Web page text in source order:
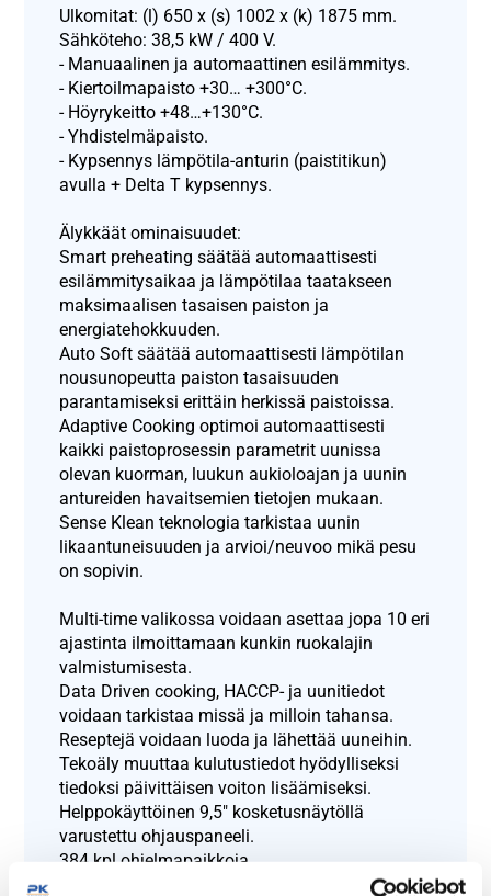
Ulkomitat: (l) 650 x (s) 1002 x (k) 1875 mm.
Sähköteho: 38,5 kW / 400 V.
- Manuaalinen ja automaattinen esilämmitys.
- Kiertoilmapaisto +30… +300°C.
- Höyrykeitto +48…+130°C.
- Yhdistelmäpaisto.
- Kypsennys lämpötila-anturin (paistitikun)
avulla + Delta T kypsennys.
Älykkäät ominaisuudet:
Smart preheating säätää automaattisesti
esilämmitysaikaa ja lämpötilaa taatakseen
maksimaalisen tasaisen paiston ja
energiatehokkuuden.
Auto Soft säätää automaattisesti lämpötilan
nousunopeutta paiston tasaisuuden
parantamiseksi erittäin herkissä paistoissa.
Adaptive Cooking optimoi automaattisesti
kaikki paistoprosessin parametrit uunissa
olevan kuorman, luukun aukioloajan ja uunin
antureiden havaitsemien tietojen mukaan.
Sense Klean teknologia tarkistaa uunin
likaantuneisuuden ja arvioi/neuvoo mikä pesu
on sopivin.
Multi-time valikossa voidaan asettaa jopa 10 eri
ajastinta ilmoittamaan kunkin ruokalajin
valmistumisesta.
Data Driven cooking, HACCP- ja uunitiedot
voidaan tarkistaa missä ja milloin tahansa.
Reseptejä voidaan luoda ja lähettää uuneihin.
Tekoäly muuttaa kulutustiedot hyödylliseksi
tiedoksi päivittäisen voiton lisäämiseksi.
Helppokäyttöinen 9,5″ kosketusnäytöllä
varustettu ohjauspaneeli.
384 kpl ohjelmapaikkoja.
Automaattinen puhaltimien pysäytys oven